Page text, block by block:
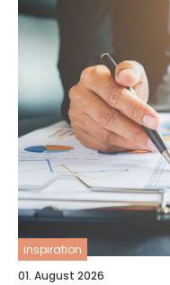
inspiration
01. August 2026